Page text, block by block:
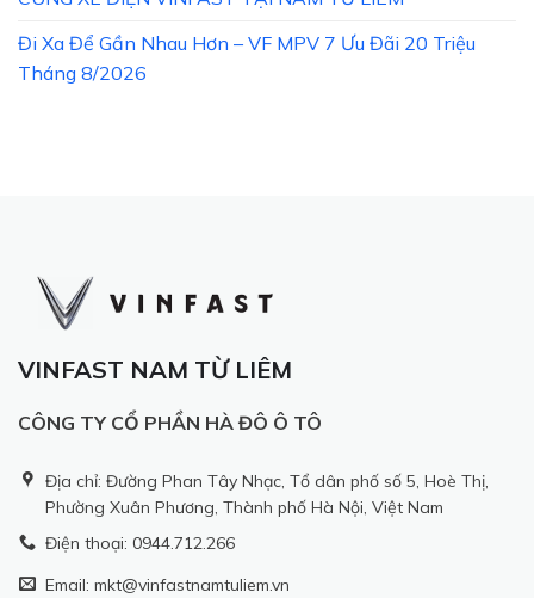
Đi Xa Để Gần Nhau Hơn – VF MPV 7 Ưu Đãi 20 Triệu
Tháng 8/2026
VINFAST NAM TỪ LIÊM
CÔNG TY CỔ PHẦN HÀ ĐÔ Ô TÔ
Địa chỉ: Đường Phan Tây Nhạc, Tổ dân phố số 5, Hoè Thị,
Phường Xuân Phương, Thành phố Hà Nội, Việt Nam
Điện thoại: 0944.712.266
Email: mkt@vinfastnamtuliem.vn